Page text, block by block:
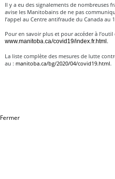
Il y a eu des signalements de nombreuses
avise les Manitobains de ne pas
l’appel au Centre antifraude du Canada au
Pour en savoir plus et pour accéder à
www.manitoba.ca/covid19/index.fr.html.
La liste complète des mesures de lutte
au : manitoba.ca/bg/2020/04/covid19.html.
Fermer